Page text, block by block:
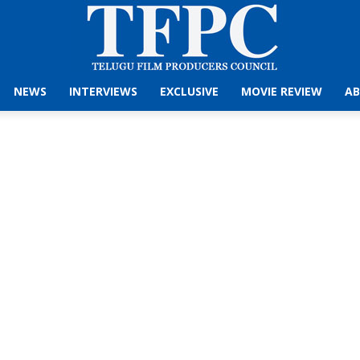
NEWS INTERVIEWS EXCLUSIVE MOVIE REVIEW